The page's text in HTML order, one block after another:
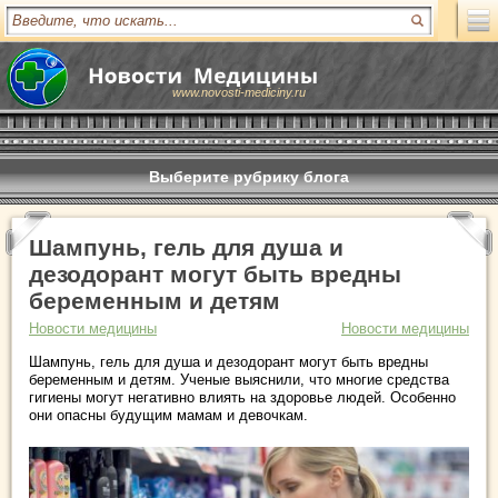
www.novosti-mediciny.ru
Выберите рубрику блога
Шампунь, гель для душа и
дезодорант могут быть вредны
беременным и детям
Новости медицины
Новости медицины
Шампунь, гель для душа и дезодорант могут быть вредны
беременным и детям. Ученые выяснили, что многие средства
гигиены могут негативно влиять на здоровье людей. Особенно
они опасны будущим мамам и девочкам.